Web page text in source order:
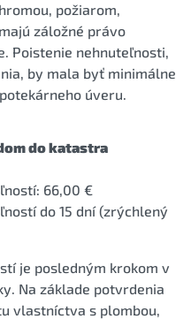
požiarom,
záložné právo
Poistenie nehnuteľnosti,
by mala byť minimálne
úveru.
do katastra
66,00 €
do 15 dní (zrýchlený
je posledným krokom v
Na základe potvrdenia
vlastníctva s plombou,